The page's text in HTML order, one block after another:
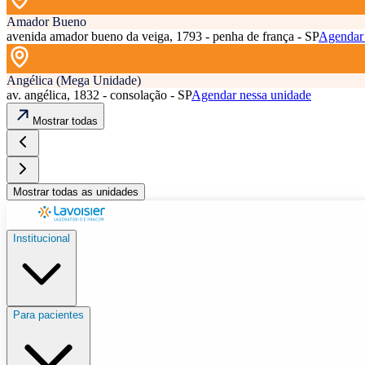
Amador Bueno
avenida amador bueno da veiga, 1793 - penha de frança - SPAgendar
Angélica (Mega Unidade)
av. angélica, 1832 - consolação - SPAgendar nessa unidade
Mostrar todas
Mostrar todas as unidades
Institucional
Para pacientes